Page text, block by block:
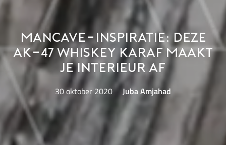
Mancave-inspiratie: deze
AK-47 whiskey karaf maakt
je interieur af
30 oktober 2020 Juba Amjahad